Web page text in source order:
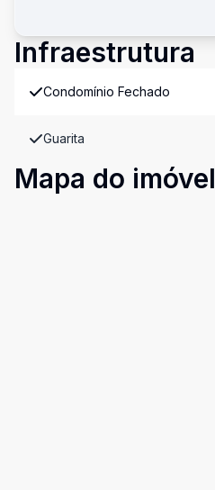
Infraestrutura
Condomínio Fechado
Guarita
Mapa do imóvel